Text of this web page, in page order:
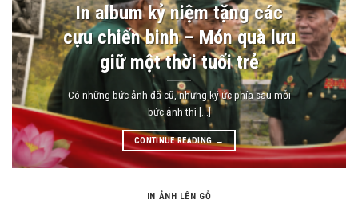
In album kỷ niệm tặng các
cựu chiến binh – Món quà lưu
giữ một thời tuổi trẻ
Có những bức ảnh đã cũ, nhưng ký ức phía sau mỗi
bức ảnh thì [...]
CONTINUE READING→
IN ẢNH LÊN GỖ